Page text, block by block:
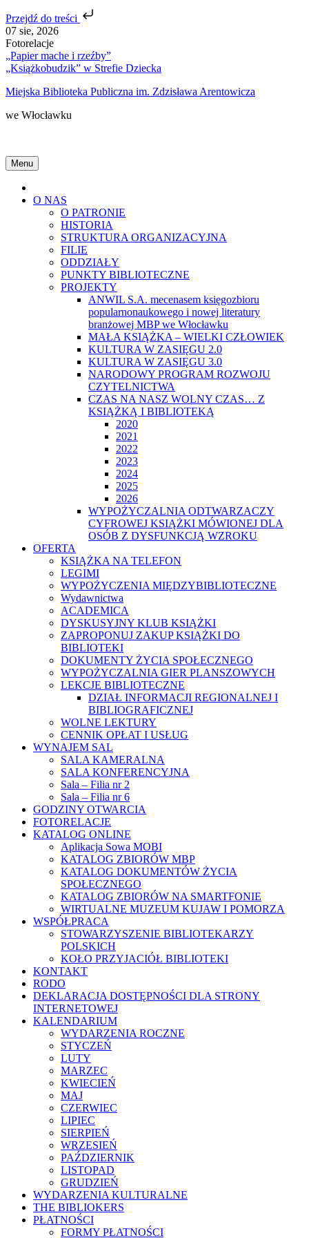
Przejdź do treści
Skip
to
content
07 sie, 2026
Fotorelacje
„Papier mache i rzeźby”
„Książkobudzik” w Strefie Dziecka
Miejska Biblioteka Publiczna im. Zdzisława Arentowicza
we Włocławku
Menu
O NAS
O PATRONIE
HISTORIA
STRUKTURA ORGANIZACYJNA
FILIE
ODDZIAŁY
PUNKTY BIBLIOTECZNE
PROJEKTY
ANWIL S.A. mecenasem księgozbioru
popularnonaukowego i nowej literatury
branżowej MBP we Włocławku
MAŁA KSIĄŻKA – WIELKI CZŁOWIEK
KULTURA W ZASIĘGU 2.0
KULTURA W ZASIĘGU 3.0
NARODOWY PROGRAM ROZWOJU
CZYTELNICTWA
CZAS NA NASZ WOLNY CZAS… Z
KSIĄŻKĄ I BIBLIOTEKĄ
2020
2021
2022
2023
2024
2025
2026
WYPOŻYCZALNIA ODTWARZACZY
CYFROWEJ KSIĄŻKI MÓWIONEJ DLA
OSÓB Z DYSFUNKCJĄ WZROKU
OFERTA
KSIĄŻKA NA TELEFON
LEGIMI
WYPOŻYCZENIA MIĘDZYBIBLIOTECZNE
Wydawnictwa
ACADEMICA
DYSKUSYJNY KLUB KSIĄŻKI
ZAPROPONUJ ZAKUP KSIĄŻKI DO
BIBLIOTEKI
DOKUMENTY ŻYCIA SPOŁECZNEGO
WYPOŻYCZALNIA GIER PLANSZOWYCH
LEKCJE BIBLIOTECZNE
DZIAŁ INFORMACJI REGIONALNEJ I
BIBLIOGRAFICZNEJ
WOLNE LEKTURY
CENNIK OPŁAT I USŁUG
WYNAJEM SAL
SALA KAMERALNA
SALA KONFERENCYJNA
Sala – Filia nr 2
Sala – Filia nr 6
GODZINY OTWARCIA
FOTORELACJE
KATALOG ONLINE
Aplikacja Sowa MOBI
KATALOG ZBIORÓW MBP
KATALOG DOKUMENTÓW ŻYCIA
SPOŁECZNEGO
KATALOG ZBIORÓW NA SMARTFONIE
WIRTUALNE MUZEUM KUJAW I POMORZA
WSPÓŁPRACA
STOWARZYSZENIE BIBLIOTEKARZY
POLSKICH
KOŁO PRZYJACIÓŁ BIBLIOTEKI
KONTAKT
RODO
DEKLARACJA DOSTĘPNOŚCI DLA STRONY
INTERNETOWEJ
KALENDARIUM
WYDARZENIA ROCZNE
STYCZEŃ
LUTY
MARZEC
KWIECIEŃ
MAJ
CZERWIEC
LIPIEC
SIERPIEŃ
WRZESIEŃ
PAŹDZIERNIK
LISTOPAD
GRUDZIEŃ
WYDARZENIA KULTURALNE
THE BIBLIOKERS
PŁATNOŚCI
FORMY PŁATNOŚCI